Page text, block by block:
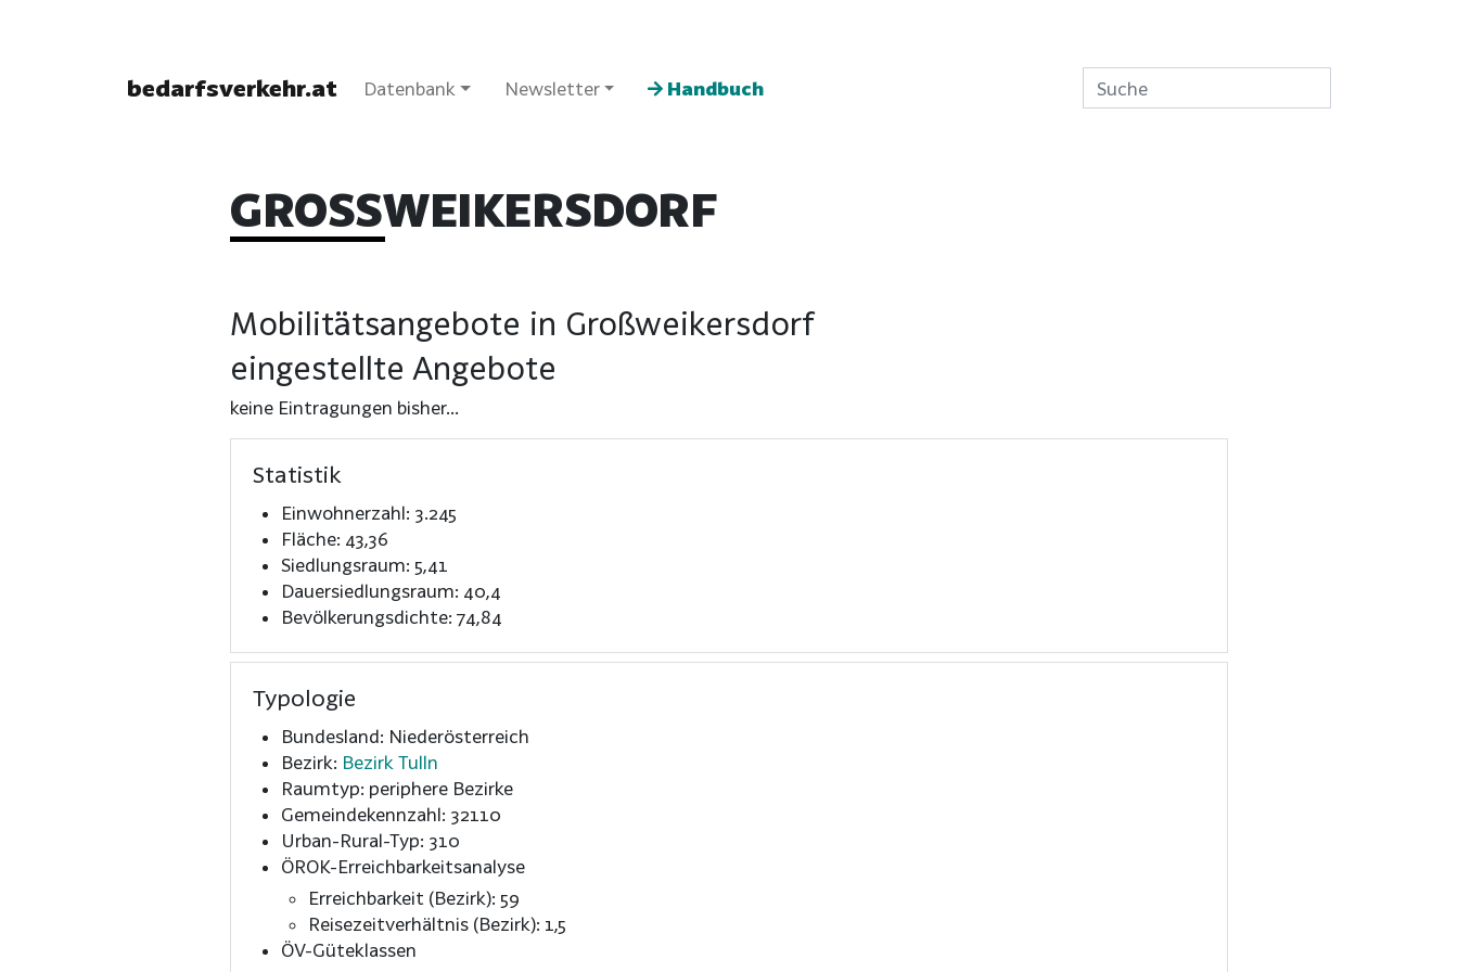
bedarfsverkehr.at Datenbank Newsletter Handbuch
GROSSWEIKERSDORF
Mobilitätsangebote in Großweikersdorf
eingestellte Angebote
keine Eintragungen bisher...
Statistik
Einwohnerzahl: 3.245
Fläche: 43,36
Siedlungsraum: 5,41
Dauersiedlungsraum: 40,4
Bevölkerungsdichte: 74,84
Typologie
Bundesland: Niederösterreich
Bezirk: Bezirk Tulln
Raumtyp: periphere Bezirke
Gemeindekennzahl: 32110
Urban-Rural-Typ: 310
ÖROK-Erreichbarkeitsanalyse
Erreichbarkeit (Bezirk): 59
Reisezeitverhältnis (Bezirk): 1,5
ÖV-Güteklassen